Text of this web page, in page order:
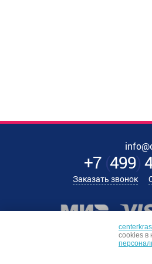
+7( 499
Заказать звонок
сookies в